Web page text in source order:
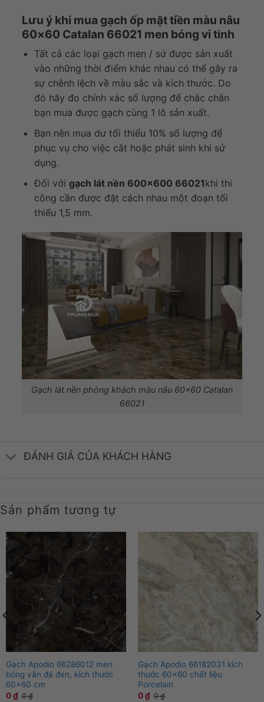
Lưu ý khi mua gạch ốp mặt tiền màu nâu
60×60 Catalan 66021 men bóng vi tinh
Tất cả các loại gạch men / sứ được sản xuất
vào những thời điểm khác nhau có thể gây ra
sự chênh lệch về màu sắc và kích thước. Do
đó hãy đo chính xác số lượng để chắc chắn
bạn mua được gạch cùng 1 lô sản xuất.
Bạn nên mua dư tối thiểu 10% số lượng để
phục vụ cho việc cắt hoặc phát sinh khi sử
dụng.
Đối với gạch lát nền 600×600 66021khi thi
công cần được đặt cách nhau một đoạn tối
thiểu 1,5 mm.
Gạch lát nền phòng khách màu nâu 60×60 Catalan
66021
ĐÁNH GIÁ CỦA KHÁCH HÀNG
Sản phẩm tương tự
Gạch Apodio 66286012 men
bóng vân đá đen, kích thước
60×60 cm
0₫ 0₫
Gạch Apodio 66182031 kích
thước 60×60 chất liệu
Porcelain
0₫ 0₫